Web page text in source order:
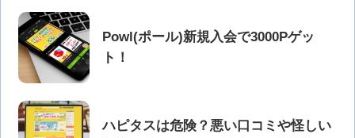
Powl(ポール)新規入会で3000Pゲッ
ト！
ハピタスは危険？悪い口コミや怪しい